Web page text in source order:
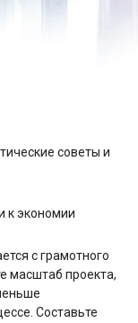
советы и
к экономии
с грамотного
масштаб проекта,
Составьте